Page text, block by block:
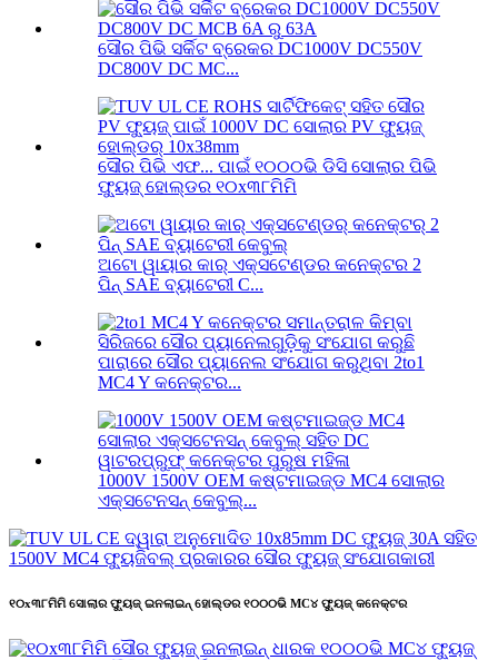
ସୌର ପିଭି ସର୍କିଟ ବ୍ରେକର DC1000V DC550V
DC800V DC MC...
ସୌର ପିଭି ଏଫ... ପାଇଁ ୧୦୦୦ଭି ଡିସି ସୋଲାର ପିଭି
ଫ୍ୟୁଜ୍ ହୋଲ୍ଡର ୧୦x୩୮ମିମି
ଅଟୋ ୱାୟାର କାର୍ ଏକ୍ସଟେଣ୍ଡର କନେକ୍ଟର 2
ପିନ୍ SAE ବ୍ୟାଟେରୀ C...
ପାରାରେ ସୌର ପ୍ୟାନେଲ ସଂଯୋଗ କରୁଥିବା 2to1
MC4 Y କନେକ୍ଟର...
1000V 1500V OEM କଷ୍ଟମାଇଜ୍ଡ MC4 ସୋଲାର
ଏକ୍ସଟେନସନ୍ କେବୁଲ୍...
୧୦x୩୮ମିମି ସୋଲାର ଫ୍ୟୁଜ୍ ଇନଲାଇନ୍ ହୋଲ୍ଡର ୧୦୦୦ଭି MC୪ ଫ୍ୟୁଜ୍ କନେକ୍ଟର